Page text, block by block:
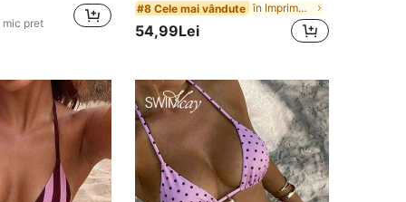
mic pret
#8 Cele mai vândute în Imprimare integrală Seturi de bikini pentru fem
54,99Lei